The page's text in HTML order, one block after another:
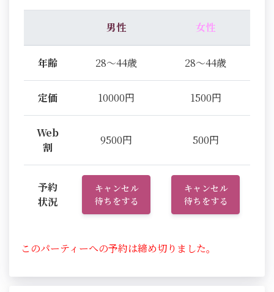
男性 女性
年齢 28～44歳 28～44歳
定価 10000円 1500円
Web
割
9500円 500円
予約
状況
キャンセル
待ちをする
キャンセル
待ちをする
このパーティーへの予約は締め切りました。